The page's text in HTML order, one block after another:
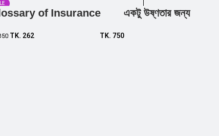
of Insurance
TK. 262
Add to cart
একটু উষ্ণতার জন্য
TK. 750